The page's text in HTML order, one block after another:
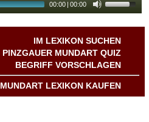
00:00 | 00:00
IM LEXIKON SUCHEN
PINZGAUER MUNDART QUIZ
BEGRIFF VORSCHLAGEN
MUNDART LEXIKON KAUFEN